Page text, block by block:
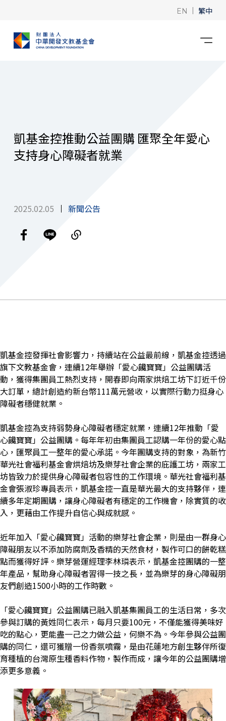
EN | 繁中
凱基金控推動公益團購 匯聚全年愛心
支持身心障礙者就業
2025.02.05 新聞公告
凱基金控發揮社會影響力，持續站在公益最前線，凱基金控透過
旗下文教基金會，連續12年舉辦「愛心饞寶寶」公益團購活
動，獲得集團員工熱烈支持，開春即向兩家烘焙工坊下訂近千份
大訂單，總計創造約新台幣111萬元營收，以實際行動力挺身心
障礙者穩健就業。
凱基金控為支持弱勢身心障礙者穩定就業，連續12年推動「愛
心饞寶寶」公益團購。每年年初由集團員工認購一年份的愛心點
心，匯聚員工一整年的愛心承諾。今年團購支持的對象，為新竹
華光社會福利基金會烘焙坊及樂芽社會企業的庇護工坊，兩家工
坊皆致力於提供身心障礙者包容性的工作環境。華光社會福利基
金會張淑珍專員表示，凱基金控一直是華光最大的支持夥伴，連
續多年定期團購，讓身心障礙者有穩定的工作機會，除實質的收
入，更藉由工作提升自信心與成就感。
近年加入「愛心饞寶寶」活動的樂芽社會企業，則是由一群身心
障礙朋友以不添加防腐劑及香精的天然食材，製作可口的餅乾糕
點而獲得好評。樂芽營運經理李林璘表示，凱基金控團購的一整
年產品，幫助身心障礙者習得一技之長，並為樂芽的身心障礙朋
友們創造1500小時的工作時數。
「愛心饞寶寶」公益團購已融入凱基集團員工的生活日常，多次
參與訂購的黃姓同仁表示，每月只要100元，不僅能獲得美味好
吃的點心，更能盡一己之力做公益，何樂不為。今年參與公益團
購的同仁，還可獲贈一份香氛噴霧，是由花蓮地方創生夥伴所復
育種植的台灣原生種香料作物，製作而成，讓今年的公益團購增
添更多意義。